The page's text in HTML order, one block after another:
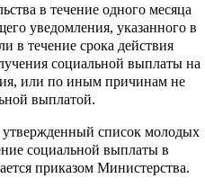
в течение одного месяца
уведомления, указанного в
в течение срока действия
социальной выплаты на
или по иным причинам не
выплатой.
список молодых
социальной выплаты в
приказом Министерства.